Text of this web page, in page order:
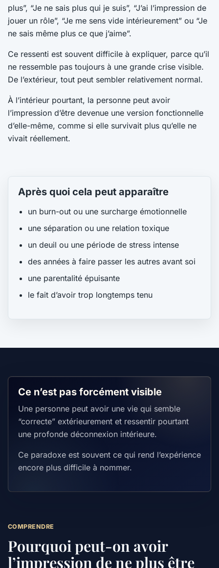
plus”, “Je ne sais plus qui je suis”, “J’ai l’impression de
jouer un rôle”, “Je me sens vide intérieurement” ou “Je
ne sais même plus ce que j’aime”.
Ce ressenti est souvent difficile à expliquer, parce qu’il
ne ressemble pas toujours à une grande crise visible.
De l’extérieur, tout peut sembler relativement normal.
À l’intérieur pourtant, la personne peut avoir
l’impression d’être devenue une version fonctionnelle
d’elle-même, comme si elle survivait plus qu’elle ne
vivait réellement.
Après quoi cela peut apparaître
un burn-out ou une surcharge émotionnelle
une séparation ou une relation toxique
un deuil ou une période de stress intense
des années à faire passer les autres avant soi
une parentalité épuisante
le fait d’avoir trop longtemps tenu
Ce n’est pas forcément visible
Une personne peut avoir une vie qui semble
“correcte” extérieurement et ressentir pourtant
une profonde déconnexion intérieure.
Ce paradoxe est souvent ce qui rend l’expérience
encore plus difficile à nommer.
COMPRENDRE
Pourquoi peut-on avoir
l’impression de ne plus être